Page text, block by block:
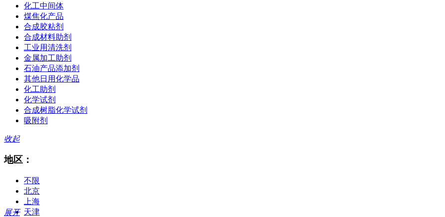
化工中间体
煤焦化产品
合成胶粘剂
合成材料助剂
工业用清洗剂
金属加工助剂
石油产品添加剂
其他日用化学品
化工助剂
化学试剂
合成树脂化学试剂
吸附剂
收起
地区：
不限
北京
上海
天津
展开